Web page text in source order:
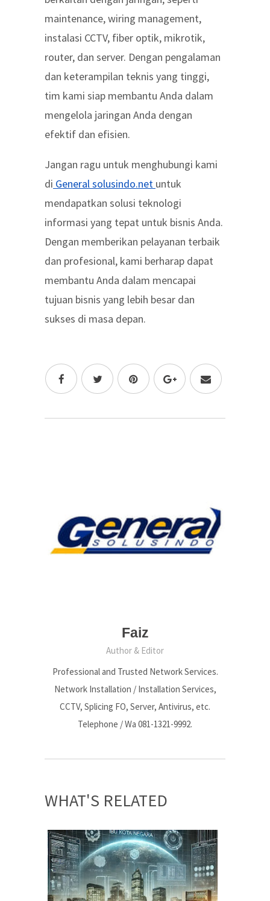
maintenance, wiring management,
instalasi CCTV, fiber optik, mikrotik,
router, dan server. Dengan pengalaman
dan keterampilan teknis yang tinggi,
tim kami siap membantu Anda dalam
mengelola jaringan Anda dengan
efektif dan efisien.
Jangan ragu untuk menghubungi kami
di General solusindo.net untuk
mendapatkan solusi teknologi
informasi yang tepat untuk bisnis Anda.
Dengan memberikan pelayanan terbaik
dan profesional, kami berharap dapat
membantu Anda dalam mencapai
tujuan bisnis yang lebih besar dan
sukses di masa depan.
Faiz
Author & Editor
Professional and Trusted Network Services.
Network Installation / Installation Services,
CCTV, Splicing FO, Server, Antivirus, etc.
Telephone / Wa 081-1321-9992.
WHAT'S RELATED